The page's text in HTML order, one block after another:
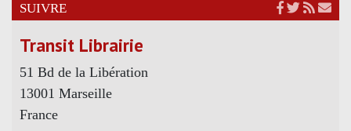
SUIVRE
Transit Librairie
51 Bd de la Libération
13001 Marseille
France